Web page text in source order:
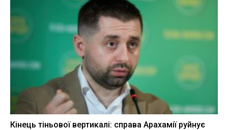
Кінець тіньової вертикалі: справа Арахамії руйнує